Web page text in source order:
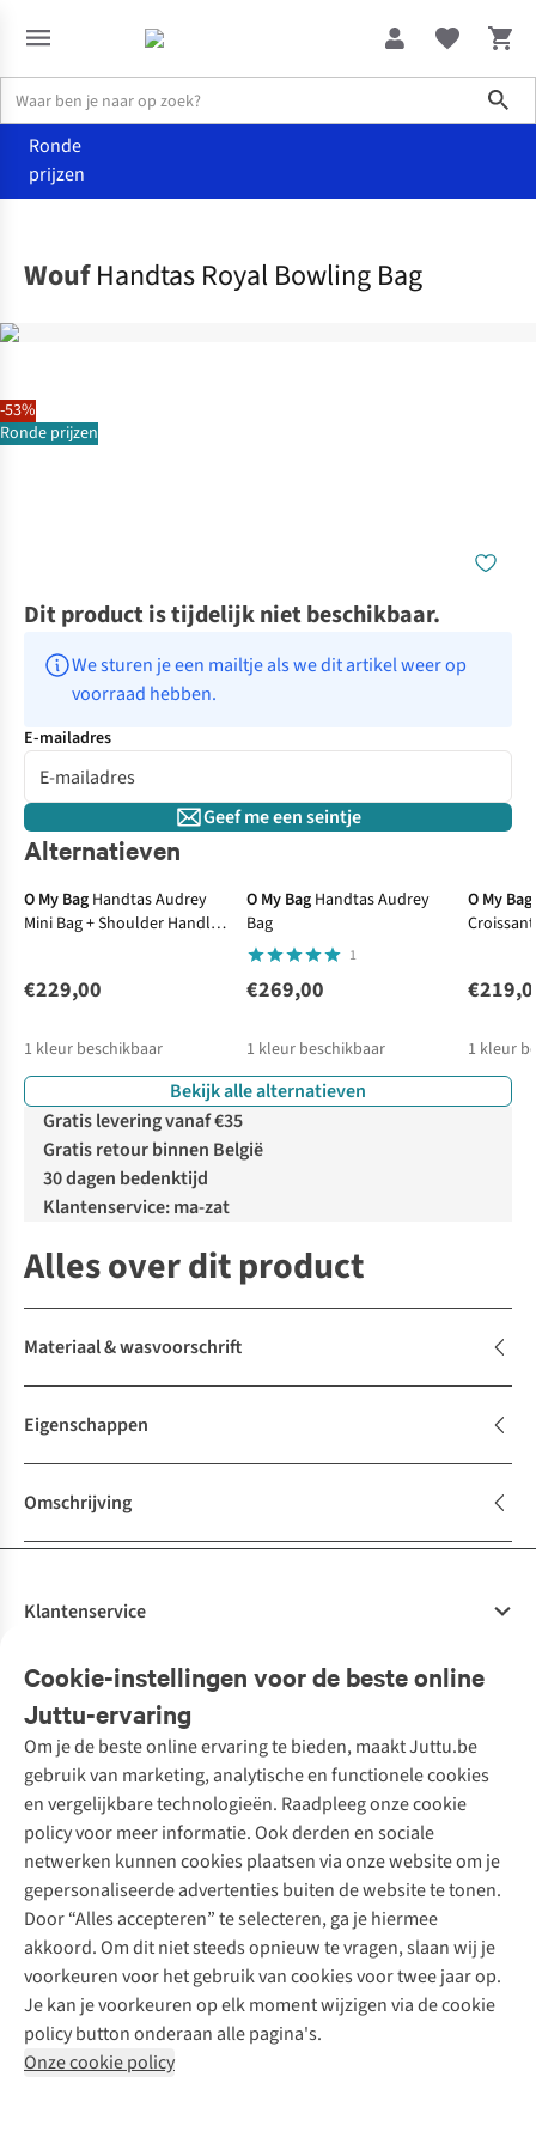
Ronde
prijzen
-53%
Ronde prijzen
Wouf Handtas Royal Bowling Bag
Dit product is tijdelijk niet beschikbaar.
We sturen je een mailtje als we dit artikel weer op
voorraad hebben.
E-mailadres
Geef me een seintje
Alternatieven
O My Bag Handtas Audrey
Mini Bag + Shoulder Handle
€229,00
1 kleur beschikbaar
O My Bag Handtas Audrey
Bag
1
€269,00
1 kleur beschikbaar
O My Bag
1 kleur
Bekijk alle alternatieven
Gratis levering vanaf €35
Gratis retour binnen België
30 dagen bedenktijd
Klantenservice: ma-zat
Alles over dit product
Materiaal & wasvoorschrift
Eigenschappen
Omschrijving
Cookie-instellingen voor de beste online
Juttu-ervaring
Om je de beste online ervaring te bieden, maakt Juttu.be
gebruik van marketing, analytische en functionele cookies
en vergelijkbare technologieën. Raadpleeg onze cookie
policy voor meer informatie. Ook derden en sociale
netwerken kunnen cookies plaatsen via onze website om je
gepersonaliseerde advertenties buiten de website te tonen.
Door “Alles accepteren” te selecteren, ga je hiermee
akkoord. Om dit niet steeds opnieuw te vragen, slaan wij je
voorkeuren voor het gebruik van cookies voor twee jaar op.
Je kan je voorkeuren op elk moment wijzigen via de cookie
policy button onderaan alle pagina's.
Onze cookie policy
Klantenservice
Bestellen
Betalen
10% studentenkorting
Klarna - achteraf betalen
Levering
Retourneren
Bestelling herroepen
Garantie
Contact
Onze diensten
Tweedehands - ReJUsed
Kledingatelier
Personal shopping
Textielbox
Events / workshops
Juttu
Over ons
Juttu Friends
Inspiratie
Werken bij Juttu
Onze winkels
De wereld van Juttu
Verantwoord ondernemen
Toegankelijkheidsverklaring
Merken
Nathalie Vleeschouwer
Selected dames
HKLiving
Dickies
Sessùn
Strom
O My Bag
Revolution
Meld je aan voor de nieuwsbrief
Follow us